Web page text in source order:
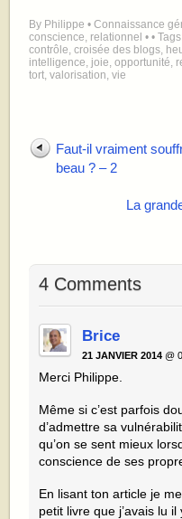
By Philippe • Connaissance
conscience, relationnel • •
contrôle,croisée des blogs,
intelligence, joie,opportunité,
tort,valorisation,vie
Faut-il vraiment
beau ? – 2
La
4 Comments
Brice
21 JANVIER 2014 @
Merci Philippe.
Même si c’est parfois
d’admettre sa
qu’on se sent mieux
conscience de ses
En lisant ton article je
petit livre que j’avais lu il